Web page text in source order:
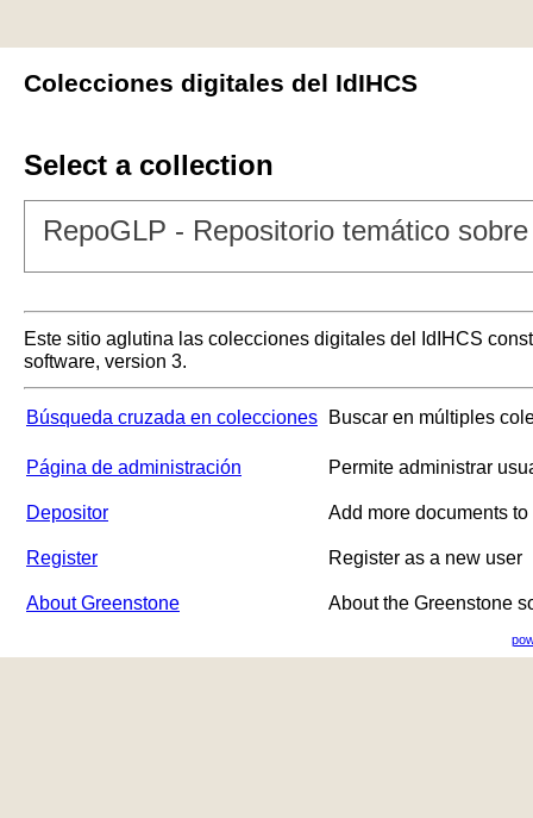
Colecciones digitales del IdIHCS
Select a collection
RepoGLP - Repositorio temático
Este sitio aglutina las colecciones digitales del IdIHCS
software, version 3.
Búsqueda cruzada en colecciones Buscar en múltiples
Página de administración Permite administrar
Depositor Add more documents
Register Register as a new user
About Greenstone About the Greenstone